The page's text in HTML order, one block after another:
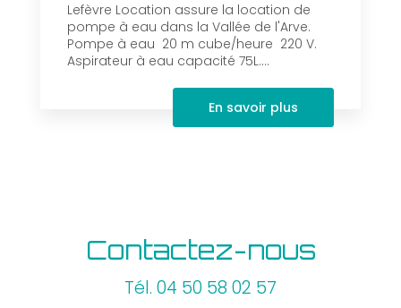
Lefèvre Location assure la location de
pompe à eau dans la Vallée de l'Arve.
Pompe à eau 20 m cube/heure 220 V.
Aspirateur à eau capacité 75L....
En savoir plus
Contactez-nous
Tél. 04 50 58 02 57